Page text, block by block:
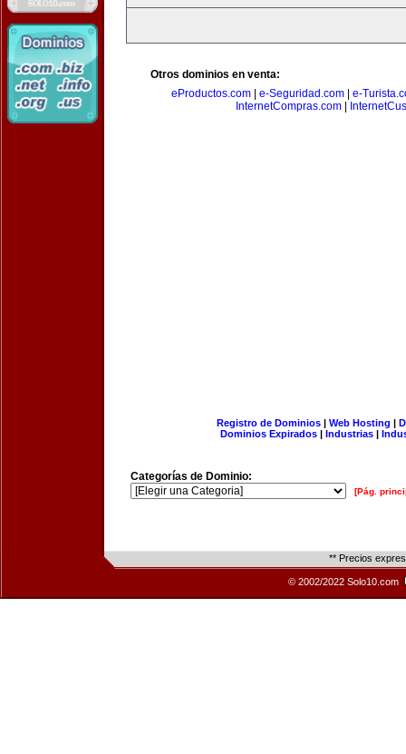
Otros dominios en venta:
eProductos.com
e-Seguridad.com
e-
InternetCompras.com
Registro de Dominios| Web Hosting |
Dominios Expirados | Industrias |
Categorías de Dominio:
[Pág.
** Precios
© 2002/2022 Solo10.com